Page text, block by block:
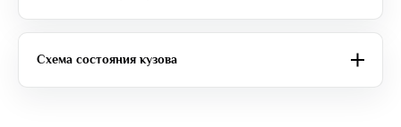
Схема состояния кузова